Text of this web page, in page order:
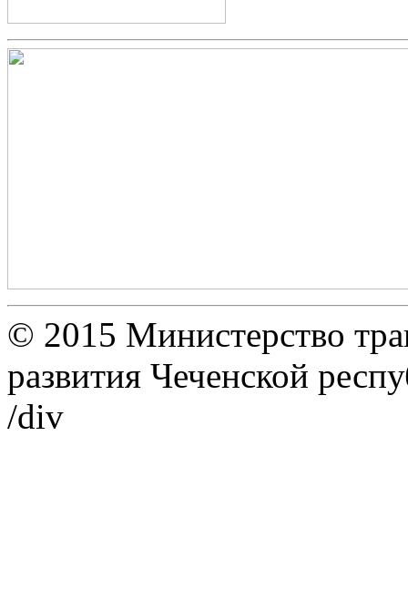
© 2015 Министерство
развития Чеченской
/div